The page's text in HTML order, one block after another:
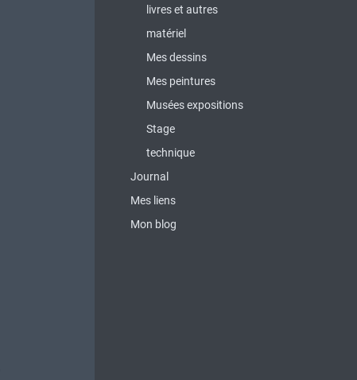
livres et autres
matériel
Mes dessins
Mes peintures
Musées expositions
Stage
technique
Journal
Mes liens
Mon blog